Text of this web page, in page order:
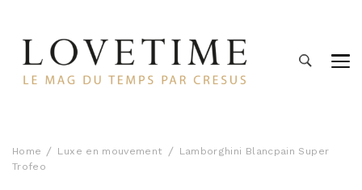
Home Luxe en mouvement
Lamborghini Blancpain Super
Trofeo